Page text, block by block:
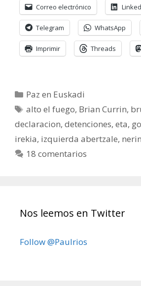
Correo electrónico
Telegram WhatsApp
Imprimir Threads
Categorías
Paz en Euskadi
Etiquetas
alto el fuego, Brian Currin,
declaracion, detenciones, eta,
irekia, izquierda abertzale, nerin
18 comentarios
Nos leemos en Twitter
Follow @Paulrios